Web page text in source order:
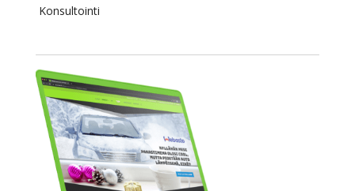
Konsultointi